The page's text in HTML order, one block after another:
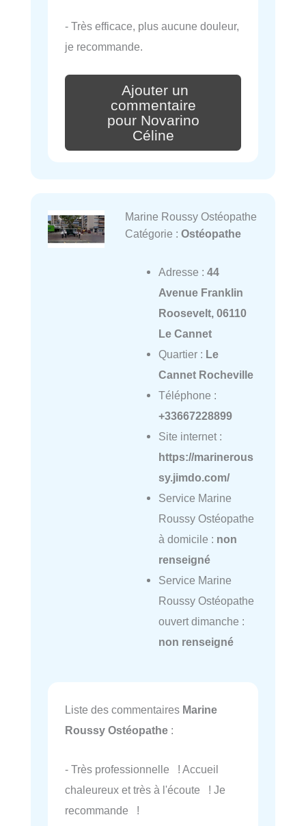
- Très efficace, plus aucune douleur,
je recommande.
Ajouter un
commentaire
pour Novarino
Céline
Marine Roussy Ostéopathe
Catégorie : Ostéopathe
Adresse : 44
Avenue Franklin
Roosevelt, 06110
Le Cannet
Quartier : Le
Cannet Rocheville
Téléphone :
+33667228899
Site internet :
https://marinerous
sy.jimdo.com/
Service Marine
Roussy Ostéopathe
à domicile : non
renseigné
Service Marine
Roussy Ostéopathe
ouvert dimanche :
non renseigné
Liste des commentaires Marine
Roussy Ostéopathe :
- Très professionnelle ! Accueil
chaleureux et très à l'écoute ! Je
recommande !